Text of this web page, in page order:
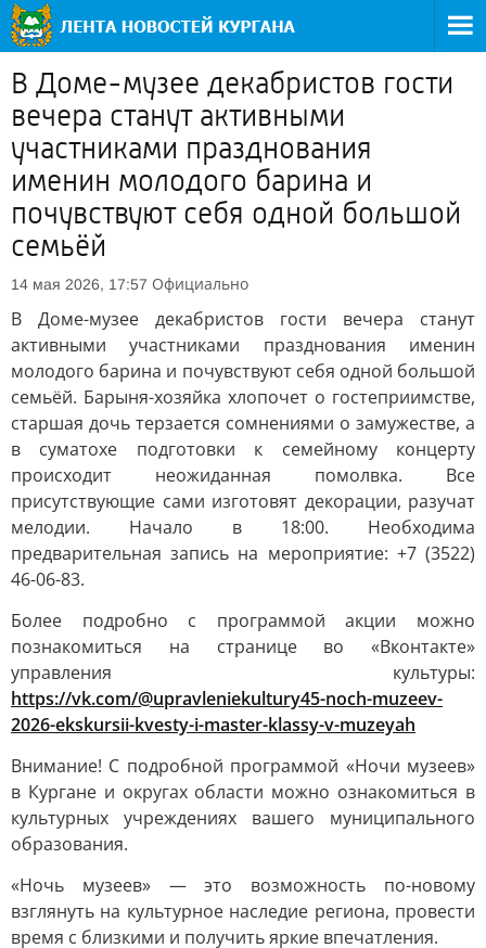
В Доме-музее декабристов гости
вечера станут активными
участниками празднования
именин молодого барина и
почувствуют себя одной большой
семьёй
14 мая 2026, 17:57 Официально
В Доме-музее декабристов гости вечера станут
активными участниками празднования именин
молодого барина и почувствуют себя одной большой
семьёй. Барыня-хозяйка хлопочет о гостеприимстве,
старшая дочь терзается сомнениями о замужестве, а
в суматохе подготовки к семейному концерту
происходит неожиданная помолвка. Все
присутствующие сами изготовят декорации, разучат
мелодии. Начало в 18:00. Необходима
предварительная запись на мероприятие: +7 (3522)
46-06-83.
Более подробно с программой акции можно
познакомиться на странице во «Вконтакте»
управления культуры:
https://vk.com/@upravleniekultury45-noch-muzeev-
2026-ekskursii-kvesty-i-master-klassy-v-muzeyah
Внимание! С подробной программой «Ночи музеев»
в Кургане и округах области можно ознакомиться в
культурных учреждениях вашего муниципального
образования.
«Ночь музеев» — это возможность по-новому
взглянуть на культурное наследие региона, провести
время с близкими и получить яркие впечатления.